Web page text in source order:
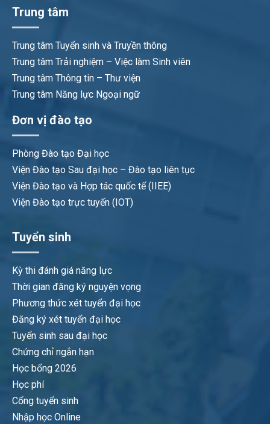
Trung tâm
Trung tâm Tuyển sinh và Truyền thông
Trung tâm Trải nghiệm – Việc làm Sinh viên
Trung tâm Thông tin – Thư viện
Trung tâm Năng lực Ngoại ngữ
Đơn vị đào tạo
Phòng Đào tạo Đại học
Viện Đào tạo Sau đại học – Đào tạo liên tục
Viện Đào tạo và Hợp tác quốc tế (IIEE)
Viện Đào tạo trực tuyến (IOT)
Tuyển sinh
Kỳ thi đánh giá năng lực
Thời gian đăng ký nguyện vọng
Phương thức xét tuyển đại học
Đăng ký xét tuyển đại học
Tuyển sinh sau đại học
Chứng chỉ ngắn hạn
Học bổng 2026
Học phí
Cổng tuyển sinh
Nhập học Online